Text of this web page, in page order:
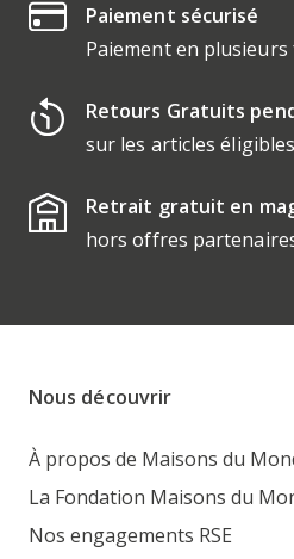
Paiement sécurisé
Paiement en plusieurs
Retours Gratuits
sur les articles éligibles
Retrait gratuit en
hors offres
Nous découvrir
À propos de Maisons du
La Fondation Maisons du
Nos engagements RSE